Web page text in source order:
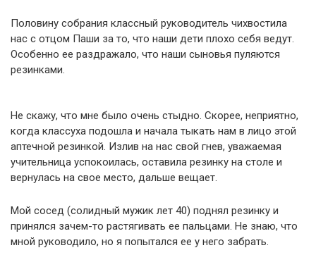
Половину собрания классный руководитель чихвостила
нас с отцом Паши за то, что наши дети плохо себя ведут.
Особенно ее раздражало, что наши сыновья пуляются
резинками.
Не скажу, что мне было очень стыдно. Скорее, неприятно,
когда классуха подошла и начала тыкать нам в лицо этой
аптечной резинкой. Излив на нас свой гнев, уважаемая
учительница успокоилась, оставила резинку на столе и
вернулась на свое место, дальше вещает.
Мой сосед (солидный мужик лет 40) поднял резинку и
принялся зачем-то растягивать ее пальцами. Не знаю, что
мной руководило, но я попытался ее у него забрать.